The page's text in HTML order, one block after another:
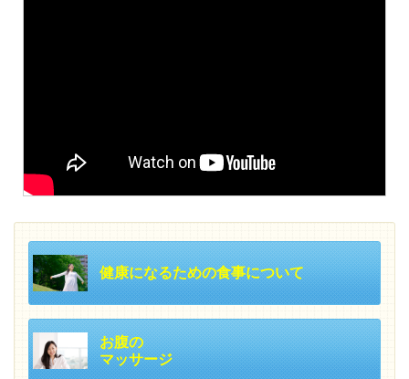
健康になるための食事について
お腹の
マッサージ